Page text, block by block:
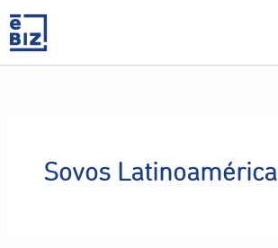
content
Sovos Latinoamérica